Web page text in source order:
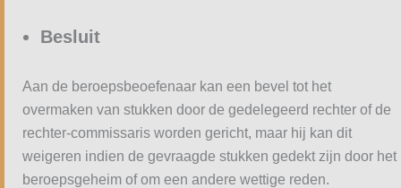
Besluit
Aan de beroepsbeoefenaar kan een bevel tot het
overmaken van stukken door de gedelegeerd rechter of de
rechter-commissaris worden gericht, maar hij kan dit
weigeren indien de gevraagde stukken gedekt zijn door het
beroepsgeheim of om een andere wettige reden.